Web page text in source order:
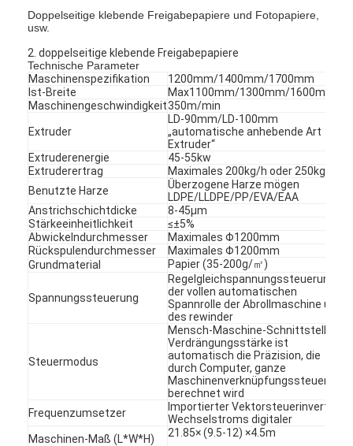
Doppelseitige klebende Freigabepapiere und Fotopapiere,
usw.
2. doppelseitige klebende Freigabepapiere
Technische Parameter
Maschinenspezifikation
1200mm/1400mm/1700mm
Ist-Breite
Max1100mm/1300mm/1600mm
Maschinengeschwindigkeit350m/min
Extruder
LD-90mm/LD-100mm
„automatische anhebende Art
Extruder“
Extruderenergie
45-55kw
Extruderertrag
Maximales 200kg/h oder 250kg/h
Benutzte Harze
Überzogene Harze mögen
LDPE/LLDPE/PP/EVA/EAA
Anstrichschichtdicke
8-45μm
Stärkeeinheitlichkeit
≤±5%
Abwickelndurchmesser
Maximales Φ1200mm
Rückspulendurchmesser
Maximales Φ1200mm
Grundmaterial
Papier (35-200g/㎡)
Spannungssteuerung
Regelgleichspannungssteuerung
der vollen automatischen
Spannrolle der Abrollmaschine und
des rewinder
Steuermodus
Mensch-Maschine-Schnittstelle,
Verdrängungsstärke ist
automatisch die Präzision, die
durch Computer, ganze
Maschinenverknüpfungssteuerung
berechnet wird
Frequenzumsetzer
Importierter Vektorsteuerinverter
Wechselstroms digitaler
Maschinen-Maß (L*W*H)
21.85× (9.5-12) ×4.5m